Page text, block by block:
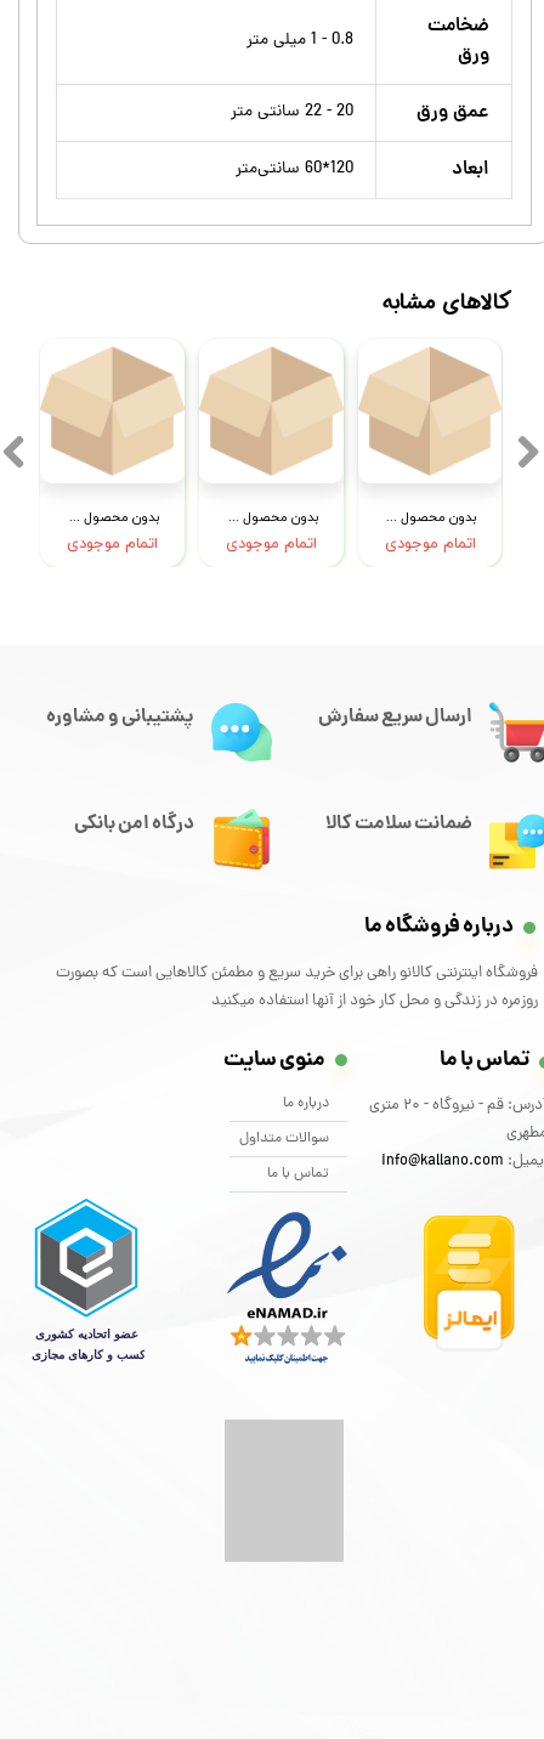
ضخامت
ورق
0.8 - 1 میلی متر
عمق ورق 20 - 22 سانتی متر
ابعاد 120*60 سانتی‌متر
بدون محصول جهت نمایش
اتمام موجودی
بدون محصول جهت نمایش
اتمام موجودی
بدون محصول جهت نمایش
اتمام موجودی
کالاهای مشابه
ارسال سریع سفارش
درگاه امن بانکی
پشتیبانی و مشاوره
ضمانت سلامت کالا
درباره فروشگاه ما
فروشگاه اینترنتی کالانو راهی برای خرید سریع و مطمئن کالاهایی است که بصورت
روزمره در زندگی و محل کار خود از آنها استفاده میکنید
تماس با ما
آدرس: قم - نیروگاه - 20 متری
info@kallano.com​​​​​​​
منوی سایت
درباره ما
سوالات متداول
تماس با ما